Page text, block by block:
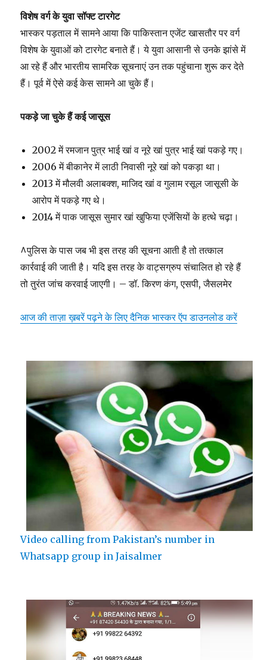
विशेष वर्ग के युवा सॉफ्ट टारगेट
भास्कर पड़ताल में सामने आया कि पाकिस्तान एजेंट खासतौर पर वर्ग
विशेष के युवाओं को टारगेट बनाते हैं। ये युवा आसानी से उनके झांसे में
आ रहे हैं और भारतीय सामरिक सूचनाएं उन तक पहुंचाना शुरू कर देते
हैं। पूर्व में ऐसे कई केस सामने आ चुके हैं।
पकड़े जा चुके हैं कई जासूस
2002 में रमजान पुत्र भाई खां व नूरे खां पुत्र भाई खां पकड़े गए।
2006 में बीकानेर में लाठी निवासी नूरे खां को पकड़ा था।
2013 में मौलवी अलाबक्श, माजिद खां व गुलाम रसूल जासूसी के
आरोप में पकड़े गए थे।
2014 में पाक जासूस सुमार खां खुफिया एजेंसियों के हत्थे चढ़ा।
^पुलिस के पास जब भी इस तरह की सूचना आती है तो तत्काल
कार्रवाई की जाती है। यदि इस तरह के वाट्सग्रुप संचालित हो रहे हैं
तो तुरंत जांच करवाई जाएगी। – डॉ. किरण कंग, एसपी, जैसलमेर
आज की ताज़ा ख़बरें पढ़ने के लिए दैनिक भास्कर ऍप डाउनलोड करें
Video calling from Pakistan’s number in
Whatsapp group in Jaisalmer